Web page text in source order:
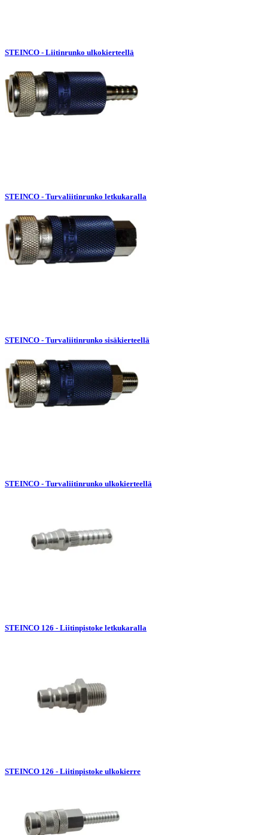
STEINCO - Liitinrunko ulkokierteellä
STEINCO - Turvaliitinrunko letkukaralla
STEINCO - Turvaliitinrunko sisäkierteellä
STEINCO - Turvaliitinrunko ulkokierteellä
STEINCO 126 - Liitinpistoke letkukaralla
STEINCO 126 - Liitinpistoke ulkokierre